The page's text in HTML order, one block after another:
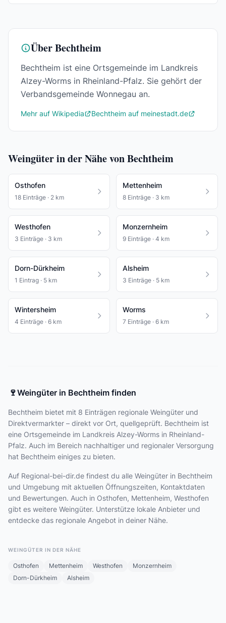
Über Bechtheim
Bechtheim ist eine Ortsgemeinde im Landkreis
Alzey-Worms in Rheinland-Pfalz. Sie gehört der
Verbandsgemeinde Wonnegau an.
Mehr auf Wikipedia Bechtheim auf meinestadt.de
Weingüter in der Nähe von Bechtheim
Osthofen
18 Einträge · 2 km
Mettenheim
8 Einträge · 3 km
Westhofen
3 Einträge · 3 km
Monzernheim
9 Einträge · 4 km
Dorn-Dürkheim
1 Eintrag · 5 km
Alsheim
3 Einträge · 5 km
Wintersheim
4 Einträge · 6 km
Worms
7 Einträge · 6 km
🍷Weingüter in Bechtheim finden
Bechtheim bietet mit 8 Einträgen regionale Weingüter und
Direktvermarkter – direkt vor Ort, quellgeprüft. Bechtheim ist
eine Ortsgemeinde im Landkreis Alzey-Worms in Rheinland-
Pfalz. Auch im Bereich nachhaltiger und regionaler Versorgung
hat Bechtheim einiges zu bieten.
Auf Regional-bei-dir.de findest du alle Weingüter in Bechtheim
und Umgebung mit aktuellen Öffnungszeiten, Kontaktdaten
und Bewertungen. Auch in Osthofen, Mettenheim, Westhofen
gibt es weitere Weingüter. Unterstütze lokale Anbieter und
entdecke das regionale Angebot in deiner Nähe.
WEINGÜTER IN DER NÄHE
Osthofen Mettenheim Westhofen
Monzernheim
Dorn-Dürkheim
Alsheim